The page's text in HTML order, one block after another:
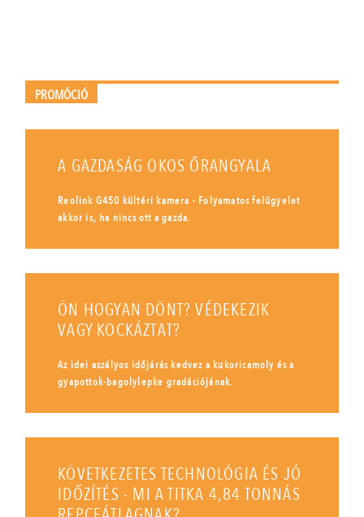
PROMÓCIÓ
A GAZDASÁG OKOS ŐRANGYALA
Reolink G450 kültéri kamera - Folyamatos felügyelet
akkor is, ha nincs ott a gazda.
ÖN HOGYAN DÖNT? VÉDEKEZIK
VAGY KOCKÁZTAT?
Az idei aszályos időjárás kedvez a kukoricamoly és a
gyapottok-bagolylepke gradációjának.
KÖVETKEZETES TECHNOLÓGIA ÉS JÓ
IDŐZÍTÉS - MI A TITKA 4,84 TONNÁS